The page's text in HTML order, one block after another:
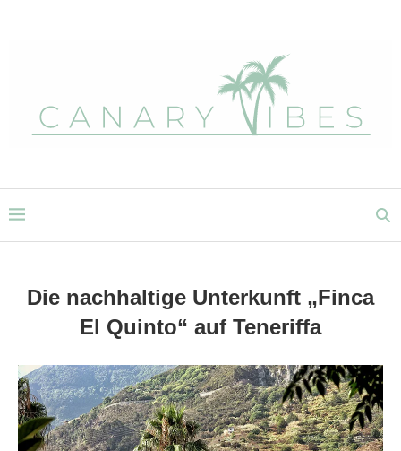
Die nachhaltige Unterkunft „Finca
El Quinto“ auf Teneriffa